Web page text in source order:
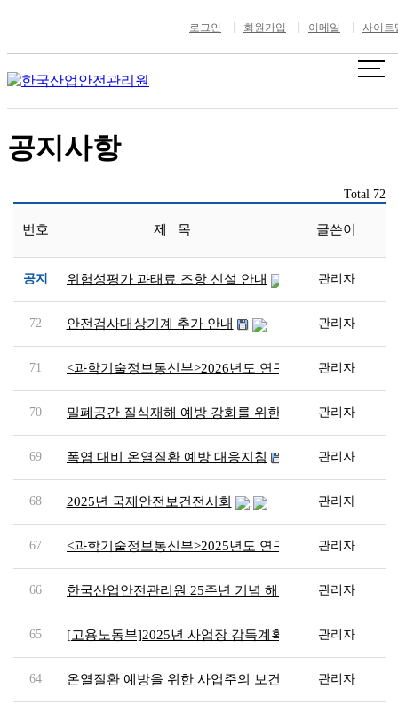
로그인 회원가입 이메일 사이트
안전커뮤니티
공지사항
Total 72
번호 제 목 글쓴이
공지 위험성평가 과태료 조항 신설 안내 관리자
72 안전검사대상기계 추가 안내 관리자
71 <과학기술정보통신부>2026년도 연구실 환경개선 지원
관리자
70 밀폐공간 질식재해 예방 강화를 위한 산업안전보건기
관리자
69 폭염 대비 온열질환 예방 대응지침 관리자
68 2025년 국제안전보건전시회 관리자
67 <과학기술정보통신부>2025년도 연구실 환경개선 지원
관리자
66 한국산업안전관리원 25주년 기념 해외 워크샵관리자
65 [고용노동부]2025년 사업장 감독계획 발표 관리자
64 온열질환 예방을 위한 사업주의 보건조치 사항을 정한
관리자